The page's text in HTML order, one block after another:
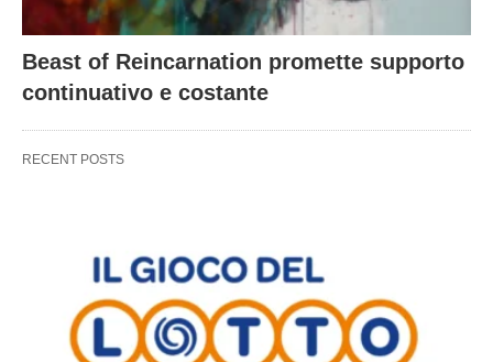
Beast of Reincarnation promette supporto
continuativo e costante
RECENT POSTS